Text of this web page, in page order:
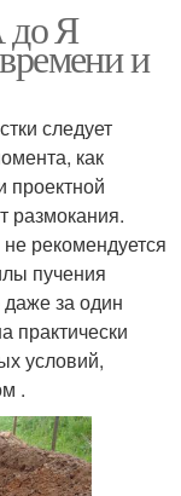
до Я
и
следует
как
проектной
размокания.
рекомендуется
пучения
за один
практически
условий,
.